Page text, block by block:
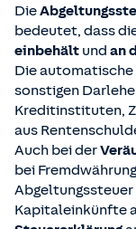
Die
bedeutet, dass
einbehält und an
Die automatische
sonstigen
Kreditinstituten,
aus
Auch bei der
bei
Kapitaleinkünfte